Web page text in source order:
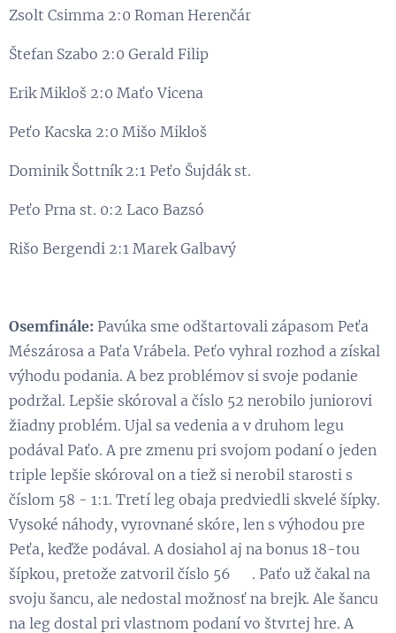
Zsolt Csimma 2:0 Roman Herenčár
Štefan Szabo 2:0 Gerald Filip
Erik Mikloš 2:0 Maťo Vicena
Peťo Kacska 2:0 Mišo Mikloš
Dominik Šottník 2:1 Peťo Šujdák st.
Peťo Prna st. 0:2 Laco Bazsó
Rišo Bergendi 2:1 Marek Galbavý
Osemfinále: Pavúka sme odštartovali zápasom Peťa
Mészárosa a Paťa Vrábela. Peťo vyhral rozhod a získal
výhodu podania. A bez problémov si svoje podanie
podržal. Lepšie skóroval a číslo 52 nerobilo juniorovi
žiadny problém. Ujal sa vedenia a v druhom legu
podával Paťo. A pre zmenu pri svojom podaní o jeden
triple lepšie skóroval on a tiež si nerobil starosti s
číslom 58 - 1:1. Tretí leg obaja predviedli skvelé šípky.
Vysoké náhody, vyrovnané skóre, len s výhodou pre
Peťa, keďže podával. A dosiahol aj na bonus 18-tou
šípkou, pretože zatvoril číslo 56 💪. Paťo už čakal na
svoju šancu, ale nedostal možnosť na brejk. Ale šancu
na leg dostal pri vlastnom podaní vo štvrtej hre. A